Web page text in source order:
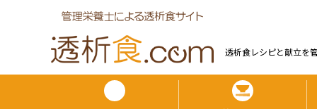
透析食レシピと献⽴を